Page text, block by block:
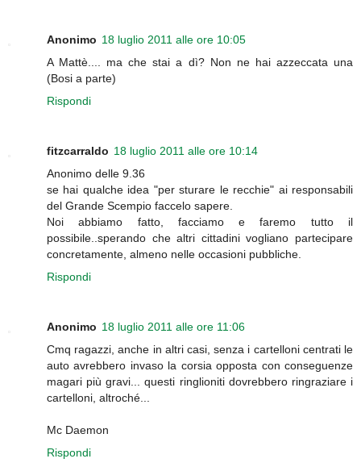
Anonimo 18 luglio 2011 alle ore 10:05
A Mattè.... ma che stai a dì? Non ne hai azzeccata una
(Bosi a parte)
Rispondi
fitzcarraldo 18 luglio 2011 alle ore 10:14
Anonimo delle 9.36
se hai qualche idea "per sturare le recchie" ai responsabili
del Grande Scempio faccelo sapere.
Noi abbiamo fatto, facciamo e faremo tutto il
possibile..sperando che altri cittadini vogliano partecipare
concretamente, almeno nelle occasioni pubbliche.
Rispondi
Anonimo 18 luglio 2011 alle ore 11:06
Cmq ragazzi, anche in altri casi, senza i cartelloni centrati le
auto avrebbero invaso la corsia opposta con conseguenze
magari più gravi... questi ringlioniti dovrebbero ringraziare i
cartelloni, altroché...
Mc Daemon
Rispondi